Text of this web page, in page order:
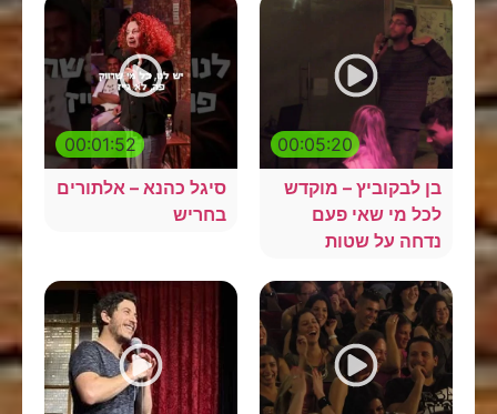
00:05:20
בן לבקוביץ – מוקדש
לכל מי שאי פעם
נדחה על שטות
00:01:52
סיגל כהנא – אלתורים
בחריש